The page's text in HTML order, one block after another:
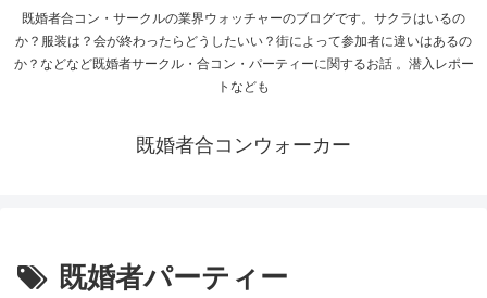
既婚者合コン・サークルの業界ウォッチャーのブログです。サクラはいるの
か？服装は？会が終わったらどうしたいい？街によって参加者に違いはあるの
か？などなど既婚者サークル・合コン・パーティーに関するお話 。潜入レポー
トなども
既婚者合コンウォーカー
既婚者パーティー